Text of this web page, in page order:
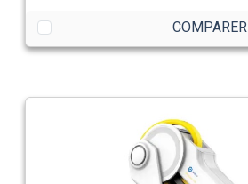
COMPARER